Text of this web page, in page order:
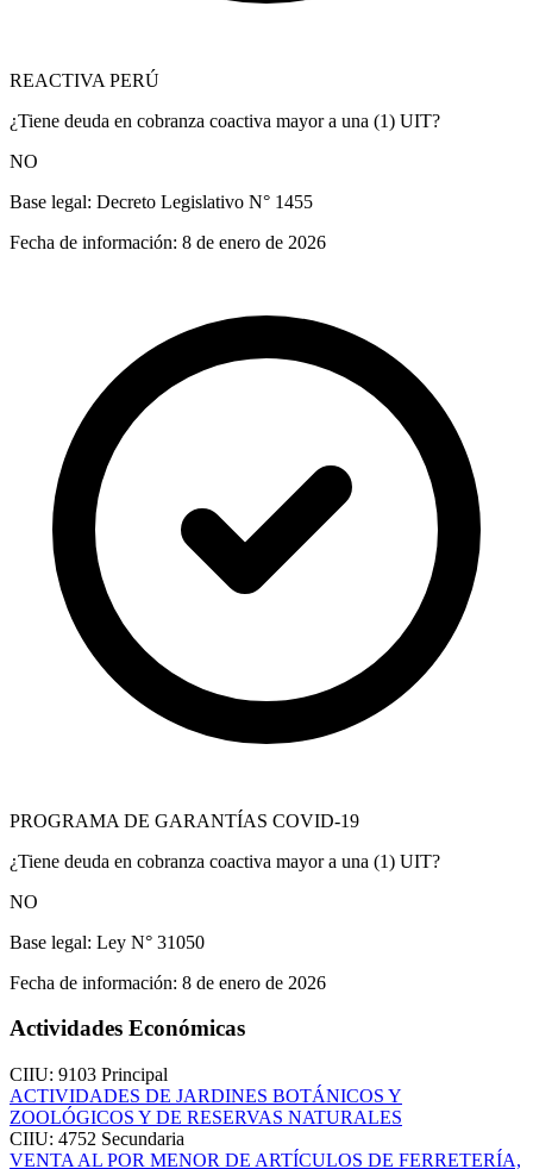
REACTIVA PERÚ
¿Tiene deuda en cobranza coactiva mayor a una (1) UIT?
NO
Base legal: Decreto Legislativo N° 1455
Fecha de información: 8 de enero de 2026
PROGRAMA DE GARANTÍAS COVID-19
¿Tiene deuda en cobranza coactiva mayor a una (1) UIT?
NO
Base legal: Ley N° 31050
Fecha de información: 8 de enero de 2026
Actividades Económicas
CIIU: 9103 Principal
ACTIVIDADES DE JARDINES BOTÁNICOS Y
ZOOLÓGICOS Y DE RESERVAS NATURALES
CIIU: 4752 Secundaria
VENTA AL POR MENOR DE ARTÍCULOS DE FERRETERÍA,